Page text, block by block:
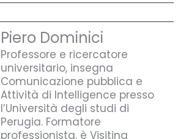
Piero Dominici
Professore e ricercatore
universitario, insegna
Comunicazione pubblica e
Attività di Intelligence presso
l’Università degli studi di
Perugia. Formatore
professionista, è Visiting